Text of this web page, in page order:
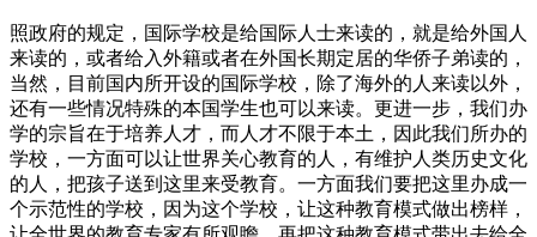
照政府的规定，国际学校是给国际人士来读的，就是给外国人
来读的，或者给入外籍或者在外国长期定居的华侨子弟读的，
当然，目前国内所开设的国际学校，除了海外的人来读以外，
还有一些情况特殊的本国学生也可以来读。更进一步，我们办
学的宗旨在于培养人才，而人才不限于本土，因此我们所办的
学校，一方面可以让世界关心教育的人，有维护人类历史文化
的人，把孩子送到这里来受教育。一方面我们要把这里办成一
个示范性的学校，因为这个学校，让这种教育模式做出榜样，